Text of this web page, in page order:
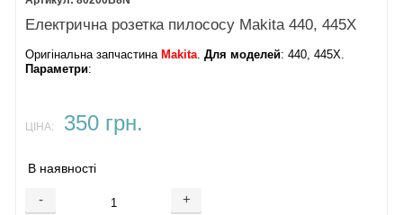
Електрична розетка пилососу Makita 440, 445X
Оригінальна запчастина Makita.Для моделей: 440, 445X.
Параметри:
ЦІНА: 350 грн.
В наявності
- +